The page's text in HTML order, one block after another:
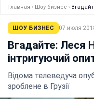
Главная › Шоу бизнес ›
ШОУ БИЗНЕС 07 июля
Вгадайте: Леся
інтригуючий
Відома телеведуча
зроблене в Грузії